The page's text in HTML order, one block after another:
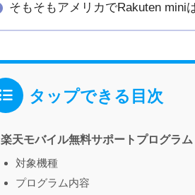
そもそもアメリカでRakuten mini
タップできる目次
楽天モバイル無料サポートプログラ
対象機種
プログラム内容